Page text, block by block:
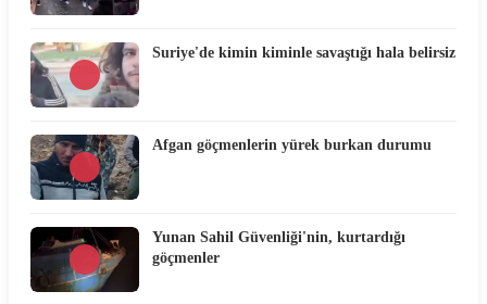
Suriye'de kimin kiminle savaştığı hala belirsiz
Afgan göçmenlerin yürek burkan durumu
Yunan Sahil Güvenliği'nin, kurtardığı
göçmenler